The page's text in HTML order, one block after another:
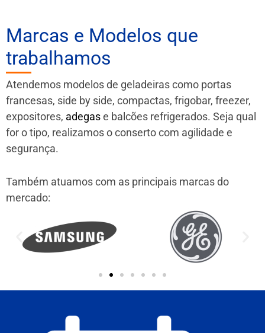
Marcas e Modelos que
trabalhamos
Atendemos modelos de geladeiras como portas
francesas, side by side, compactas, frigobar, freezer,
expositores, adegase balcões refrigerados. Seja qual
for o tipo, realizamos o conserto com agilidade e
segurança.
Também atuamos com as principais marcas do
mercado: